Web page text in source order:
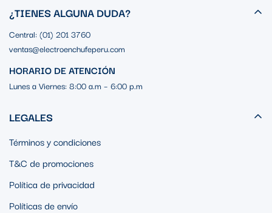
¿TIENES ALGUNA DUDA?
Central: (01) 201 3760
ventas@electroenchufeperu.com
HORARIO DE ATENCIÓN
Lunes a Viernes: 8:00 a.m – 6:00 p.m
LEGALES
Términos y condiciones
T&C de promociones
Política de privacidad
Políticas de envío